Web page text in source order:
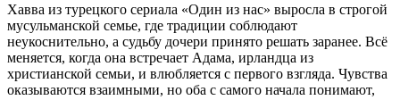
Хавва из турецкого сериала «Один из нас» выросла в строгой
мусульманской семье, где традиции соблюдают
неукоснительно, а судьбу дочери принято решать заранее. Всё
меняется, когда она встречает Адама, ирландца из
христианской семьи, и влюбляется с первого взгляда. Чувства
оказываются взаимными, но оба с самого начала понимают,